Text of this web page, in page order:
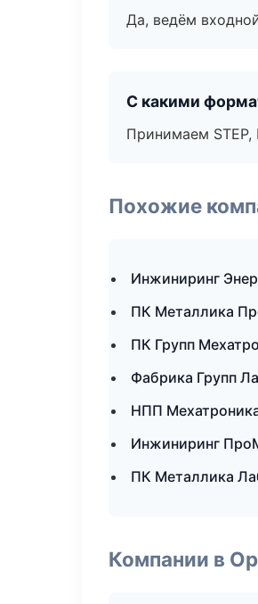
Да, ведём
С какими
Принимаем STEP,
Похожие
Инжиниринг
ПК Металлика
ПК Групп
Фабрика Групп
НПП
Инжиниринг
ПК Металлика
Компании в